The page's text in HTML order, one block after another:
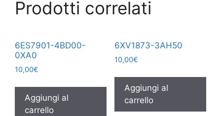
Prodotti correlati
6ES7901-4BD00-
0XA0
10,00€
Aggiungi al
carrello
6XV1873-3AH50
10,00€
Aggiungi al
carrello